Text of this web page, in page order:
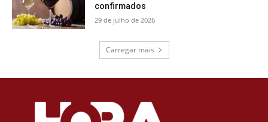
confirmados
29 de julho de 2026
Carregar mais